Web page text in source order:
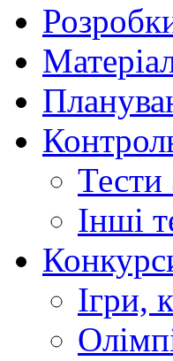
Інші
Ігри,